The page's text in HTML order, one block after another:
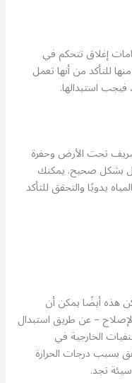
إغلاق تتحكم في
للتأكد من أنها تعمل
استبدالها.
تحت الأرض وحفرة
بشكل صحيح. يمكنك
يدويًا والتحقق للتأكد
هذه أيضًا يمكن أن
– عن طريق استبدال
الخارجية في
بسبب درجات الحرارة
تجد.